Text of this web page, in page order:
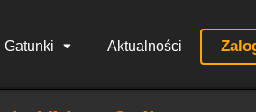
Gatunki Aktualności